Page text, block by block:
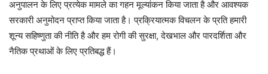
अनुपालन के लिए प्रत्येक मामले का गहन मूल्यांकन किया जाता है और आवश्यक
सरकारी अनुमोदन प्राप्त किया जाता है। प्रक्रियात्मक विचलन के प्रति हमारी
शून्य सहिष्णुता की नीति है और हम रोगी की सुरक्षा, देखभाल और पारदर्शिता और
नैतिक प्रथाओं के लिए प्रतिबद्ध हैं।